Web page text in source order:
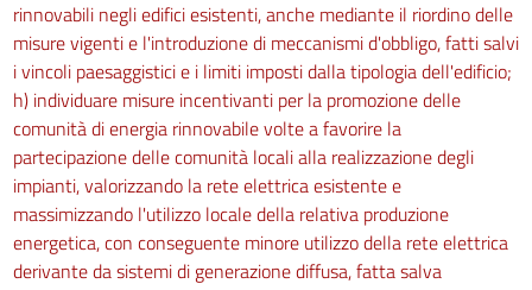
rinnovabili negli edifici esistenti, anche mediante il riordino delle
misure vigenti e l'introduzione di meccanismi d'obbligo, fatti salvi
i vincoli paesaggistici e i limiti imposti dalla tipologia dell'edificio;
h) individuare misure incentivanti per la promozione delle
comunità di energia rinnovabile volte a favorire la
partecipazione delle comunità locali alla realizzazione degli
impianti, valorizzando la rete elettrica esistente e
massimizzando l'utilizzo locale della relativa produzione
energetica, con conseguente minore utilizzo della rete elettrica
derivante da sistemi di generazione diffusa, fatta salva